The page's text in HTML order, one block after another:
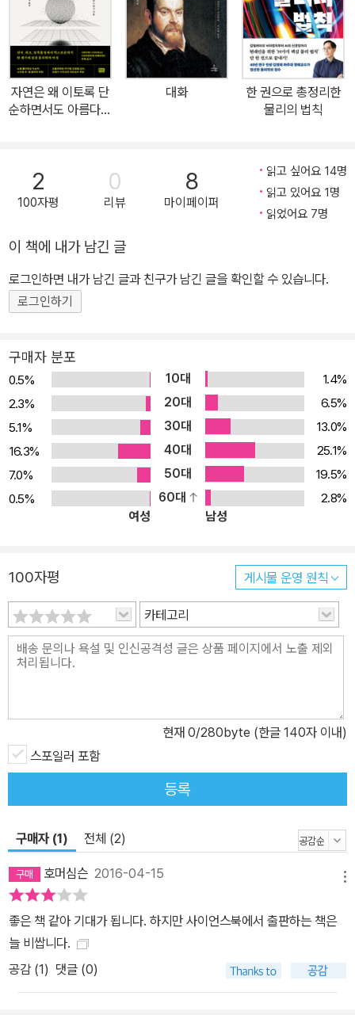
도 물리학은 진보해 나갔다. 현미경으로 벼룩을 관찰하며 만물의 설
계자인 신을 찬양하던 시절을 지나 방사광 가속기로 DNA의 단백질
구조를 살펴보고 LHC 실험실에서 극미소 입자들을 다루는 시대가
온 것이다. 현대 과학의 연구 범위는 이미 인간의 지각 수준을 넘어섰
다. 오늘날 과학자들은 우리의 현실과는 동떨어져 보이는 환경 속에
수 있는 것에 의존했다. 그런 상황에서 인위적인 실험과 적절한 장치
를 통해 가설을 검증하고 이론화하는 과학적 방법론의 탄생은 과학의
혁명, 더 나아가 인식의 혁명을 불러일으킨 대사건이었다. 그 혁명의
릴레이(Galileo Galilei, 1564~1642년)였다. 이번에 ㈜사이언스
북스에서 나온 『새로운 두 과학: 고체의 강도와 낙하 법칙에 관하여
(Due Nuove Scienze)』는 첫 출간(민음사, 1996년) 후 20년 만
초의 근대 역학 교과서라 할 수 있다. 1638년 가톨릭교회의 검열을
피해 네덜란드에서 출간된 이 책은 『대화』로 인해 종교 재판에서 유
죄를 선고받은 갈릴레오가 자택에 연금된 채 눈이 멀어가는 와중에
완성한 근대 물리학의 고전이다. 운동은 고대 그리스부터 내려오는
매혹적이면서도 난해한 문제였다. 하지만 갈릴레오는 과감하게 매개
도구와 실험을 통한 측정 그리고 사고 실험을 과학 연구에 도입했다.
그 결과 인간은 불완전한 감각의 한계를 넘어서 진리의 문에 한걸음
다가갈 수 있었다. 『새로운 두 과학』을 통해 독자들은 갈릴레오와 함
천동설의 종지부를 찍는 마지막 결정타였듯이, 『새로운 두 과학』은
아리스토텔레스의 물리학에 종지부를 찍고, 실험 과학이라는 새로운
세계를 활짝 열어젖혔다. ―「옮긴이의 글」에서 아리스토텔레스의 물
리학이 무너지다! 과학을 연구하는 사람으로서, 자네가 요구하는 것
은 매우 당연한 것일세. 생각해 보면, 광학, 천문학, 역학, 음악, 또는
를 만드는 것이 보통 하는 과정이고, 또 마땅히 그래야 하니까. ― 본
문에서 『새로운 두 과학』은 『대화』와 같이 살비아티, 사그레도, 심플
리치오라는 세 인물이 등장해 나흘간 자유롭게 토론하는 형식으로 구
성되어 있다. 살비아티는 갈릴레오의 운동 이론을 소개하고, 심플리
사그레도는 교양 있는 일반 시민을 상징한다. 그리고 갈릴레오는 ‘동
료 학자’로 등장한다. 이 책은 세 사람은 나흘간 물체의 응집력, 강도
와 부피와 길이의 관계, 물체의 등속도 운동, 가속도 운동, 포물선 운
동에 대해 ‘동료 학자’가 쓴 책을 같이 읽으며 자유롭게 토론한다. 「첫
째 날 토론」은 물체의 응집력의 근원이 무엇인가라는 문제에서 출발
한다. 살비아티는 물체의 응집력의 근원으로 진공을 지목한다. 하지
만 단순히 진공의 존재만으로 고체의 응집력을 완벽히 설명하지 못한
다. 이에 갈릴레오는 ‘무한’이라는 개념을 들고 나온다. 진공 하나하나
자연은 왜 이토록 단
순하면서도 아름다운
대화
한 권으로 총정리한
물리의 법칙
2
100자평
0
리뷰
8
마이페이퍼
읽고 싶어요 14명
읽고 있어요 1명
읽었어요 7명
이 책에 내가 남긴 글
로그인하면 내가 남긴 글과 친구가 남긴 글을 확인할 수 있습니다.
로그인하기
구매자 분포
0.5% 10대
1.4%
2.3%
20대
6.5%
5.1%
30대
13.0%
16.3%
40대
25.1%
7.0%
50대
19.5%
0.5%
60대
2.8%
여성
남성
100자평 게시물 운영 원칙
카테고리
현재 0/280byte (한글 140자 이내)
스포일러 포함
등록
구매자 (1) 전체 (2)
호머심슨 2016-04-15
좋은 책 같아 기대가 됩니다. 하지만 사이언스북에서 출판하는 책은
늘 비쌉니다.
공감 (1) 댓글 (0)